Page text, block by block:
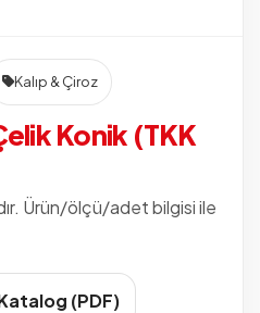
Kalıp & Çiroz
Konik (TKK
Ürün/ölçü/adet bilgisi ile
(PDF)